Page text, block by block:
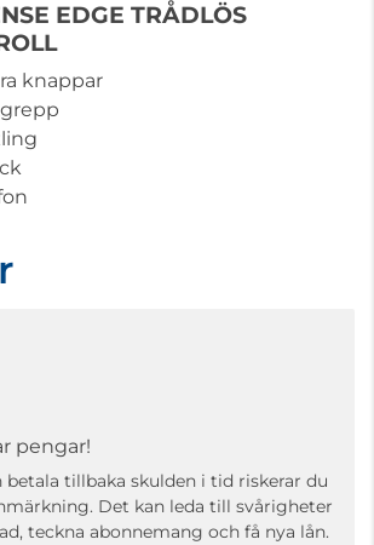
EDGE TRÅDLÖS
knappar
pengar!
tillbaka skulden i tid riskerar du
Det kan leda till svårigheter
teckna abonnemang och få nya lån.